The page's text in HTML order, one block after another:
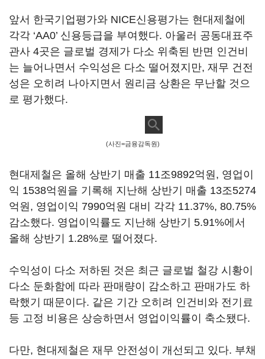
앞서 한국기업평가와 NICE신용평가는 현대제철에
각각 ‘AA0’ 신용등급을 부여했다. 아울러 공동대표주
관사 4곳은 글로벌 경제가 다소 위축된 반면 인건비
는 늘어나면서 수익성은 다소 떨어졌지만, 재무 건전
성은 오히려 나아지면서 원리금 상환은 무난할 것으
로 평가했다.
(사진=금융감독원)
현대제철은 올해 상반기 매출 11조9892억원, 영업이
익 1538억원을 기록해 지난해 상반기 매출 13조5274
억원, 영업이익 7990억원 대비 각각 11.37%, 80.75%
감소했다. 영업이익률도 지난해 상반기 5.91%에서
올해 상반기 1.28%로 떨어졌다.
수익성이 다소 저하된 것은 최근 글로벌 철강 시황이
다소 둔화함에 따라 판매량이 감소하고 판매가도 하
락했기 때문이다. 같은 기간 오히려 인건비와 전기료
등 고정 비용은 상승하면서 영업이익률이 축소됐다.
다만, 현대제철은 재무 안전성이 개선되고 있다. 부채